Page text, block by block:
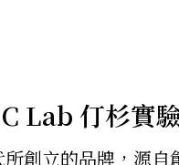
Lab 仃杉實
創立的品牌，源